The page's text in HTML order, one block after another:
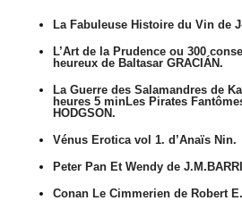
La Fabuleuse Histoire du Vin de
L’Art de la Prudence ou 300
heureux de Baltasar GRACIÁN.
La Guerre des Salamandres de
heures 5 minLes Pirates
HODGSON.
Vénus Erotica vol 1. d’Anaïs Nin.
Peter Pan Et Wendy de
Conan Le Cimmerien de Robert E.